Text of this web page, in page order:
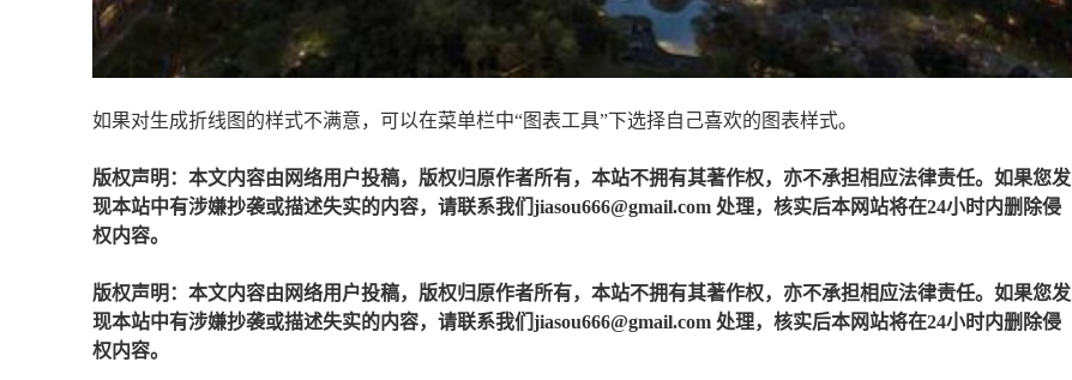
如果对生成折线图的样式不满意，可以在菜单栏中“图表工具”下选择自己喜欢的图表样式。
版权声明：本文内容由网络用户投稿，版权归原作者所有，本站不拥有其著作权，亦不承担相应法律责任。如果您发
现本站中有涉嫌抄袭或描述失实的内容，请联系我们jiasou666@gmail.com 处理，核实后本网站将在24小时内删除侵
权内容。
版权声明：本文内容由网络用户投稿，版权归原作者所有，本站不拥有其著作权，亦不承担相应法律责任。如果您发
现本站中有涉嫌抄袭或描述失实的内容，请联系我们jiasou666@gmail.com 处理，核实后本网站将在24小时内删除侵
权内容。